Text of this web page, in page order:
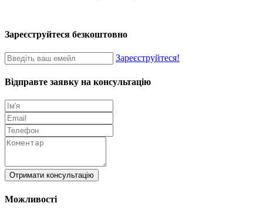
Зареєструйтеся безкоштовно
Зареєструйтеся!
Відправте заявку на консультацію
Отримати консультацію
Можливості